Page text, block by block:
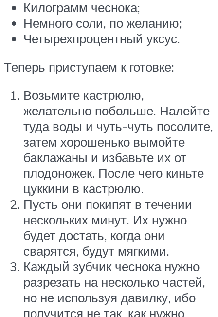
Килограмм чеснока;
Немного соли, по желанию;
Четырехпроцентный уксус.
Теперь приступаем к готовке:
Возьмите кастрюлю,
желательно побольше. Налейте
туда воды и чуть-чуть посолите,
затем хорошенько вымойте
баклажаны и избавьте их от
плодоножек. После чего киньте
цуккини в кастрюлю.
Пусть они покипят в течении
нескольких минут. Их нужно
будет достать, когда они
сварятся, будут мягкими.
Каждый зубчик чеснока нужно
разрезать на несколько частей,
но не используя давилку, ибо
получится не так, как нужно.